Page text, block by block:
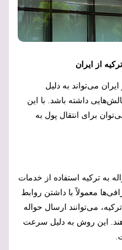
از ایران
می‌تواند به دلیل
داشته باشد. با این
برای انتقال پول به
به ترکیه استفاده از خدمات
معمولاً با داشتن روابط
می‌توانند ارسال حواله
این روش به دلیل سرعت